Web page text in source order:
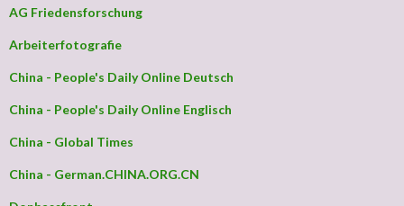
AG Friedensforschung
Arbeiterfotografie
China - People's Daily Online Deutsch
China - People's Daily Online Englisch
China - Global Times
China - German.CHINA.ORG.CN